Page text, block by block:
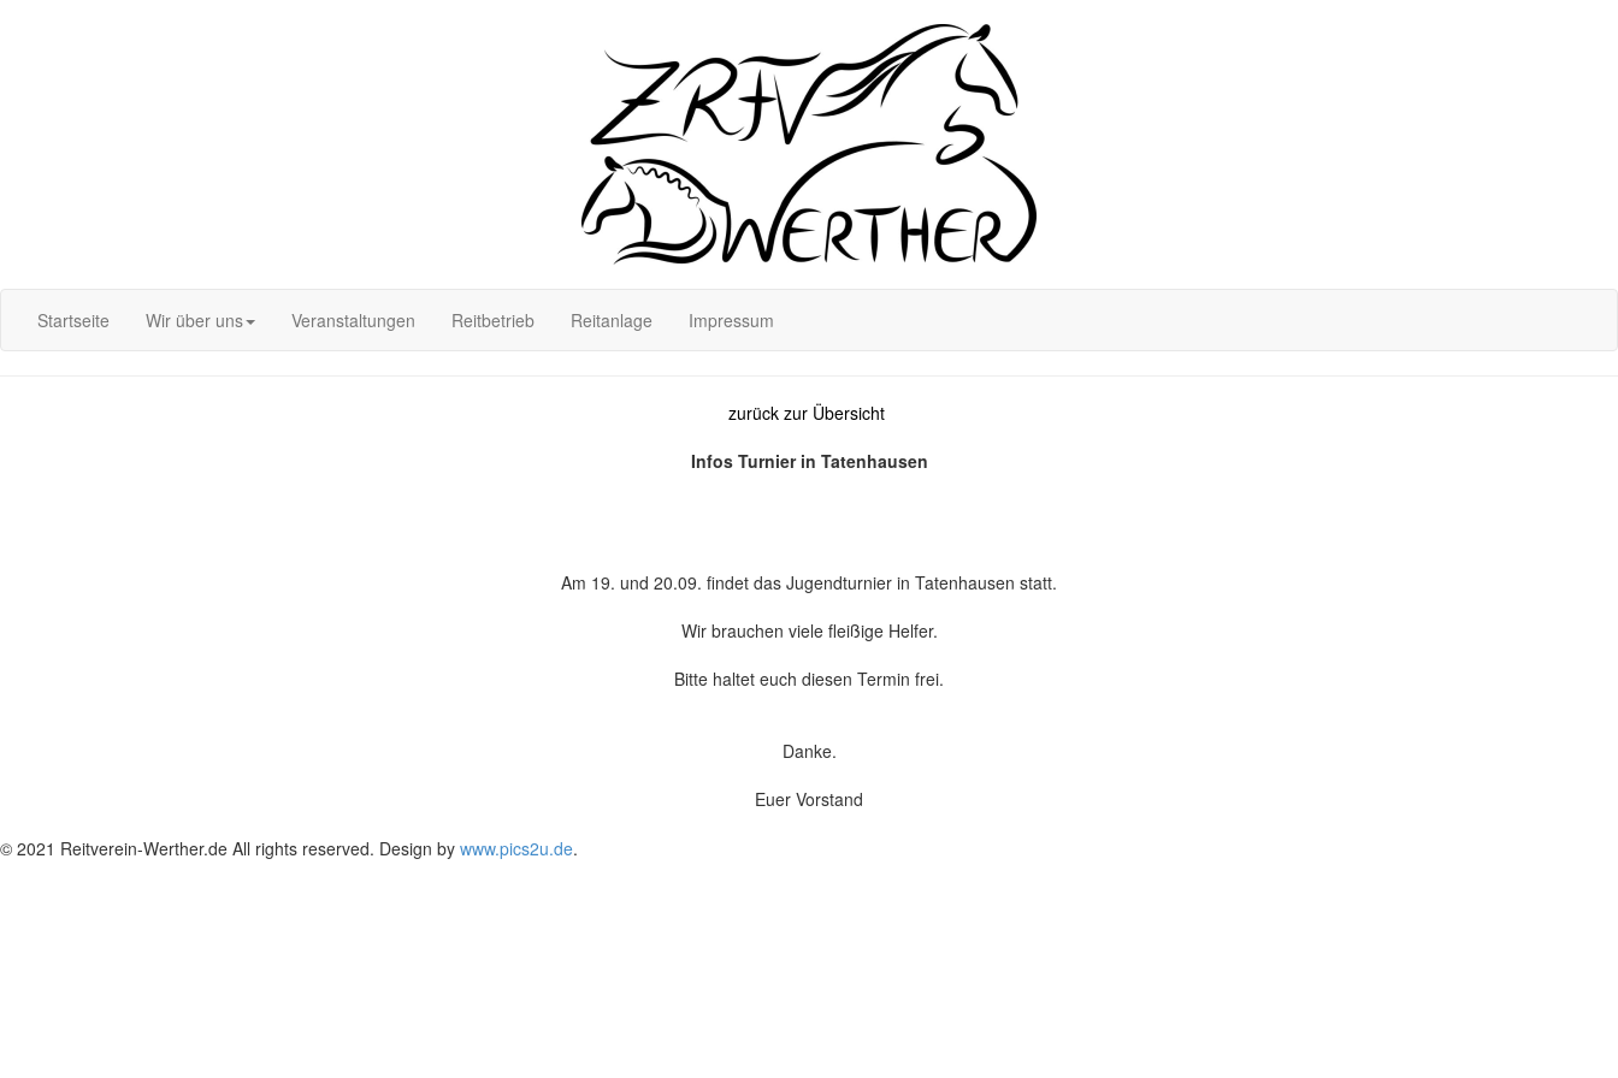
Startseite Wir über uns Veranstaltungen Reitbetrieb Reitanlage Impressum
zurück zur Übersicht
Infos Turnier in Tatenhausen
Am 19. und 20.09. findet das Jugendturnier in Tatenhausen statt.
Wir brauchen viele fleißige Helfer.
Bitte haltet euch diesen Termin frei.
Danke.
Euer Vorstand
© 2021 Reitverein-Werther.de All rights reserved. Design by www.pics2u.de.